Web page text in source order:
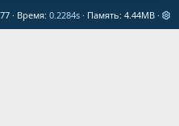
77 Время 0.2284s Память 4.44MB